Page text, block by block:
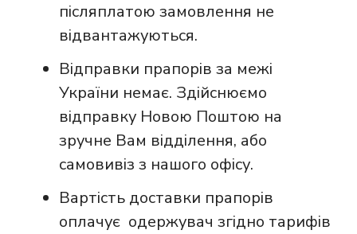
післяплатою замовлення не
відвантажуються.
Відправки прапорів за межі
України немає. Здійснюємо
відправку Новою Поштою на
зручне Вам відділення, або
самовивіз з нашого офісу.
Вартість доставки прапорів
оплачує одержувач згідно тарифів